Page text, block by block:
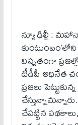
న్యూ ఢిల్లీ :
విస్తృతంగా
టీడీపీ అధినేత
ప్రజలు
చేపట్టిన